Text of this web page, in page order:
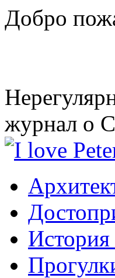
Добро
журнал о